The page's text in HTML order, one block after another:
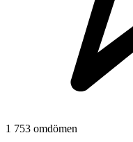
1 753 omdömen